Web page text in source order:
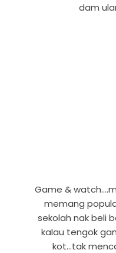
dam
Game &
memang
sekolah nak beli
kalau tengok
kot...tak